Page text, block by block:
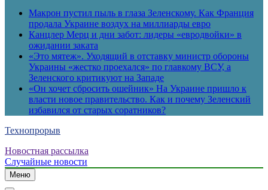
Макрон пустил пыль в глаза Зеленскому. Как Франция
продала Украине воздух на миллиарды евро
Канцлер Мерц и дни забот: лидеры «евродвойки» в
ожидании заката
«Это мятеж». Уходящий в отставку министр обороны
Украины «жестко проехался» по главкому ВСУ, а
Зеленского критикуют на Западе
«Он хочет сбросить ошейник» На Украине пришло к
власти новое правительство. Как и почему Зеленский
избавился от старых соратников?
Технопрорыв
Новостная рассылка
Случайные новости
Меню